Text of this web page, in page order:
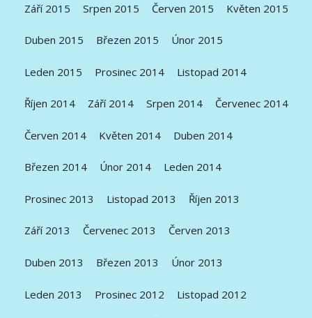
Září 2015 Srpen 2015 Červen 2015 Květen 2015
Duben 2015 Březen 2015 Únor 2015
Leden 2015 Prosinec 2014 Listopad 2014
Říjen 2014 Září 2014 Srpen 2014 Červenec 2014
Červen 2014 Květen 2014 Duben 2014
Březen 2014 Únor 2014 Leden 2014
Prosinec 2013 Listopad 2013 Říjen 2013
Září 2013 Červenec 2013 Červen 2013
Duben 2013 Březen 2013 Únor 2013
Leden 2013 Prosinec 2012 Listopad 2012